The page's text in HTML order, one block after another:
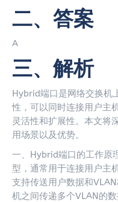
二、答案
A
三、解析
Hybrid端口是网络交换机
性，可以同时连接用户主
灵活性和扩展性。本文将
用场景以及优势。
一、Hybrid端口的工作原
型，通常用于连接用户主
支持传送用户数据和
机之间传递多个VLAN的